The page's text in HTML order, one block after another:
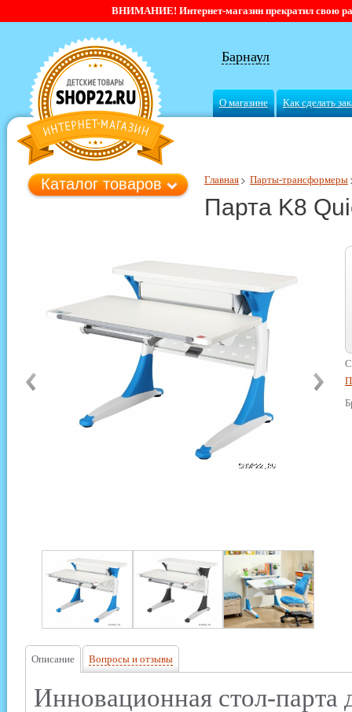
ВНИМАНИЕ! Интернет-магазин прекратил свою
Барнаул
О магазине Как сделать
Главная Парты-трансформеры
Парта K8
Каталог товаров
Описание Вопросы и отзывы
Инновационная стол-парта